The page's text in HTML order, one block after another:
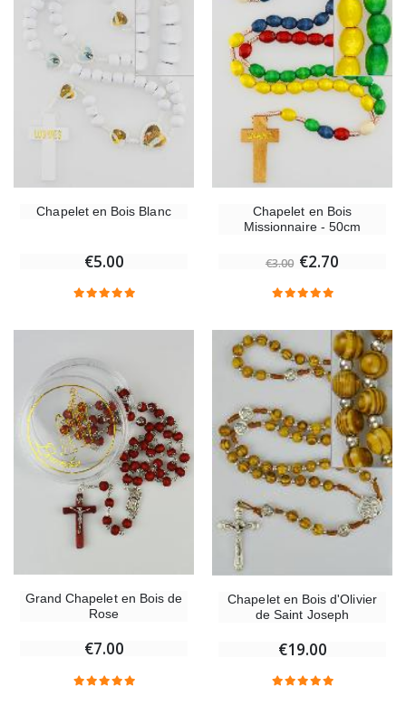
Chapelet en Bois Blanc
€5.00
Chapelet en Bois
Missionnaire - 50cm
€3.00 €2.70
Grand Chapelet en Bois de
Rose
€7.00
Chapelet en Bois d'Olivier
de Saint Joseph
€19.00